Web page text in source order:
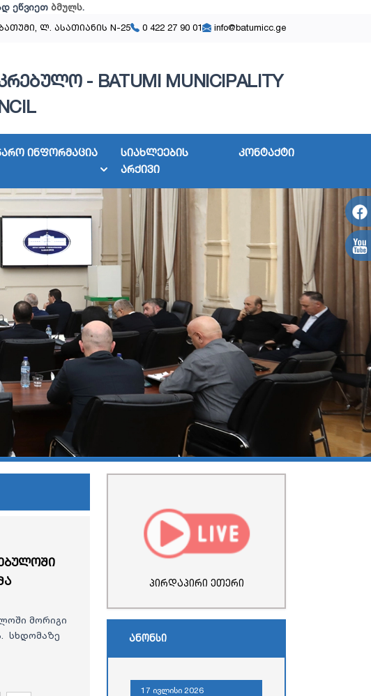
ეწვიეთ ბმულს.
ლ. ასათიანის N-25 0 422 27 90 01 info@batumicc.ge
- BATUMI MUNICIPALITY
ინფორმაცია
სიახლეების
არქივი
კონტაქტი
მორიგი
სხდომაზე
პირდაპირი ეთერი
ანონსი
17 ივლისი 2026